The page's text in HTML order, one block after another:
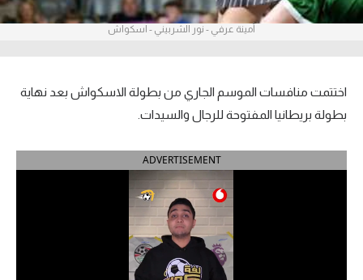
الدوري المصري
الدوري الإسباني
الدوري الإيطالي
الدوري السعودي للمحترفين
أمينة عرفي - نور الشربيني - اسكواش
اختتمت منافسات الموسم الجاري من بطولة الاسكواش بعد نهاية
بطولة بريطانيا المفتوحة للرجال والسيدات.
ADVERTISEMENT